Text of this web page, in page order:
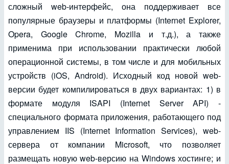
сложный web-интерфейс, она поддерживает все
популярные браузеры и платформы (Internet Explorer,
Opera, Google Chrome, Mozilla и т.д.), а также
применима при использовании практически любой
операционной системы, в том числе и для мобильных
устройств (iOS, Android). Исходный код новой web-
версии будет компилироваться в двух вариантах: 1) в
формате модуля ISAPI (Internet Server API) -
специального формата приложения, работающего под
управлением IIS (Internet Information Services), web-
сервера от компании Microsoft, что позволяет
размещать новую web-версию на Windows хостинге; и